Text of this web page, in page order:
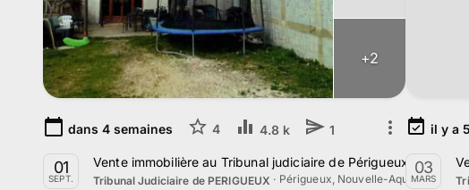
+2
dans 4 semaines 4 4.8 k 1
01
SEPT.
Vente immobilière au Tribunal judiciaire de Périgueux le 1er
Tribunal Judiciaire de PERIGUEUX · Périgueux, Nouvelle-Aquitaine
il y a5
03
MARS